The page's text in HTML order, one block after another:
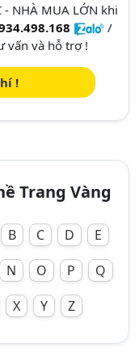
- NHÀ MUA LỚN khi
/
vấn và hỗ trợ !
!
Trang Vàng
B C D
E
N O P
Q
X Y Z